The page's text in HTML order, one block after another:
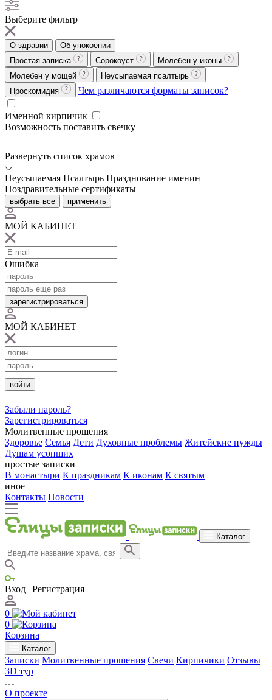
Выберите фильтр
О здравии
Об упокоении
Простая записка
Сорокоуст
Молебен у иконы
Молебен у мощей
Неусыпаемая псалтырь
Проскомидия
Чем различаются форматы записок?
Именной кирпичик
Возможность поставить свечку
Развернуть список храмов
Неусыпаемая Псалтырь Празднование именин
Поздравительные сертификаты
выбрать все применить
МОЙ КАБИНЕТ
Ошибка
зарегистрироваться
МОЙ КАБИНЕТ
войти
Забыли пароль?
Зарегистрироваться
Молитвенные прошения
Здоровье Семья Дети Духовные проблемы Житейские нужды
Душам усопших
простые записки
В монастыри К праздникам К иконам К святым
иное
Контакты Новости
Каталог
Вход | Регистрация
0
0
Корзина
Каталог
Записки Молитвенные прошения Свечи Кирпичики Отзывы
3D тур
О проекте